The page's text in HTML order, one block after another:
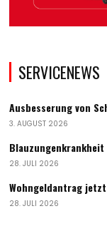
SERVICENEWS
Ausbesserung von
3. AUGUST 2026
28. JULI 2026
Wohngeldantrag
28. JULI 2026